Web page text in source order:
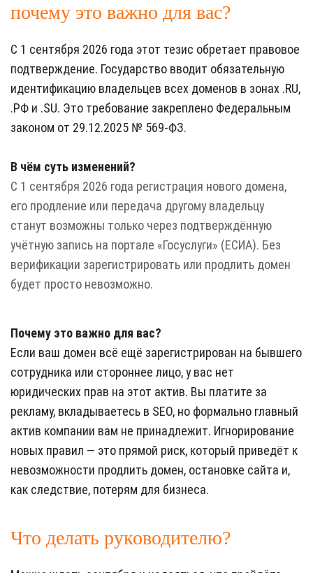
почему это важно для вас?
С 1 сентября 2026 года этот тезис обретает правовое
подтверждение. Государство вводит обязательную
идентификацию владельцев всех доменов в зонах .RU,
.РФ и .SU. Это требование закреплено Федеральным
законом от 29.12.2025 № 569-ФЗ.
В чём суть изменений?
С 1 сентября 2026 года регистрация нового домена,
его продление или передача другому владельцу
станут возможны только через подтверждённую
учётную запись на портале «Госуслуги» (ЕСИА). Без
верификации зарегистрировать или продлить домен
будет просто невозможно.
Почему это важно для вас?
Если ваш домен всё ещё зарегистрирован на бывшего
сотрудника или стороннее лицо, у вас нет
юридических прав на этот актив. Вы платите за
рекламу, вкладываетесь в SEO, но формально главный
актив компании вам не принадлежит. Игнорирование
новых правил — это прямой риск, который приведёт к
невозможности продлить домен, остановке сайта и,
как следствие, потерям для бизнеса.
Что делать руководителю?